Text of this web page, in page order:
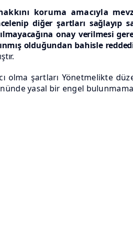
koruma amacıyla
diğer şartları sağlayıp
onay verilmesi
olduğundan bahisle
olma şartları Yönetmelikte
yasal bir engel